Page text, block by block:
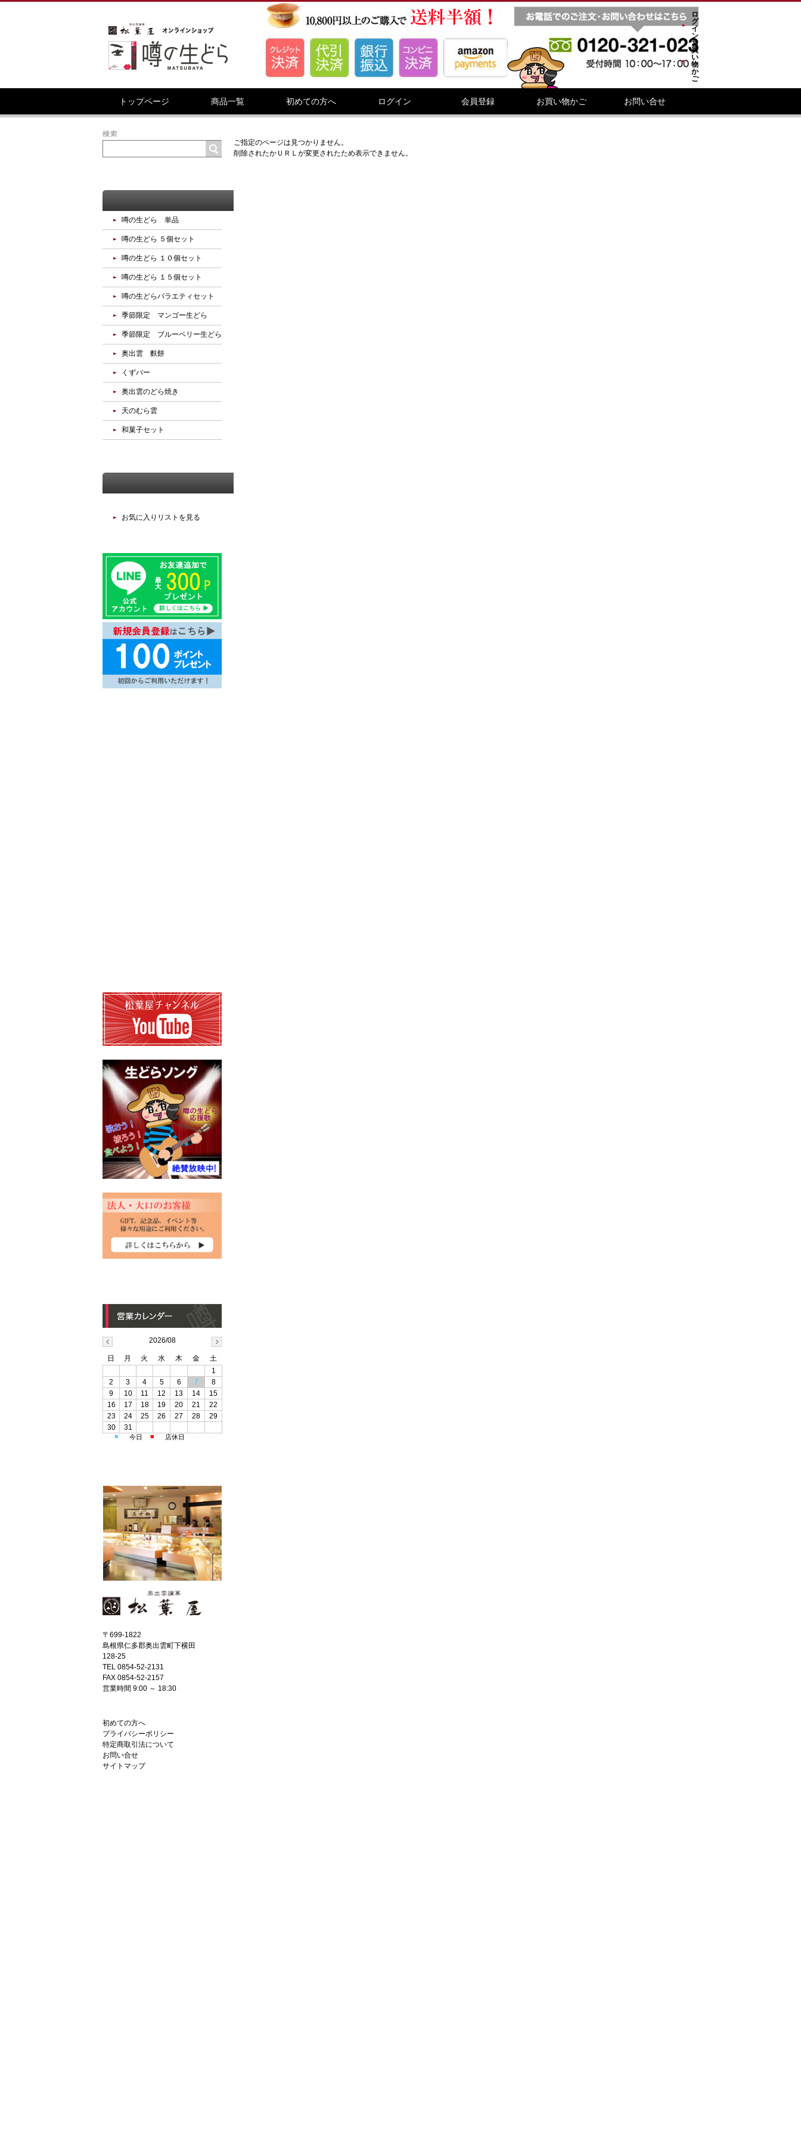
ロ
グ
イ
ン
お
買
い
物
か
ご
トップページ 商品一覧 初めての方へ ログイン 会員登録 お買い物かご お問い合せ
ご指定のページは見つかりません。
削除されたかＵＲＬが変更されたため表示できません。
噂の生どら 単品
噂の生どら ５個セット
噂の生どら １０個セット
噂の生どら １５個セット
噂の生どらバラエティセット
季節限定 マンゴー生どら
季節限定 ブルーベリー生どら
奥出雲 麩餅
くずバー
奥出雲のどら焼き
天のむら雲
和菓子セット
お気に入りリストを見る
2026/08
日 月 火 水 木 金
土
1
2
3 4 5 6 7
8
9
10 11 12 13 14
15
16
17 18 19 20 21
22
23
24 25 26 27 28
29
30
31
■ 今日 ■ 店休日
〒699-1822
島根県仁多郡奥出雲町下横田
128-25
TEL 0854-52-2131
FAX 0854-52-2157
営業時間 9:00 ～ 18:30
初めての方へ
プライバシーポリシー
特定商取引法について
お問い合せ
サイトマップ